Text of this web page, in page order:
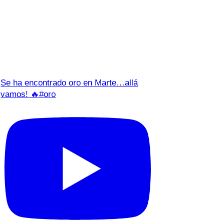
Se ha encontrado oro en Marte…allá
vamos! 🔥#oro